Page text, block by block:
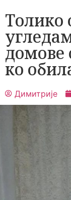
Толико
домове
ко
Димитрије